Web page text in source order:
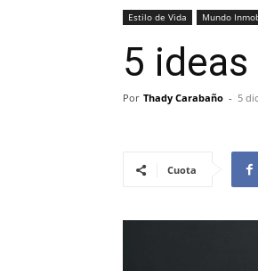
Estilo de Vida Mundo
5
Por Thady Carabaño - 5
Cuota